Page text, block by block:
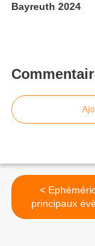
Bayreuth 2024
< Ephémérides des
principaux